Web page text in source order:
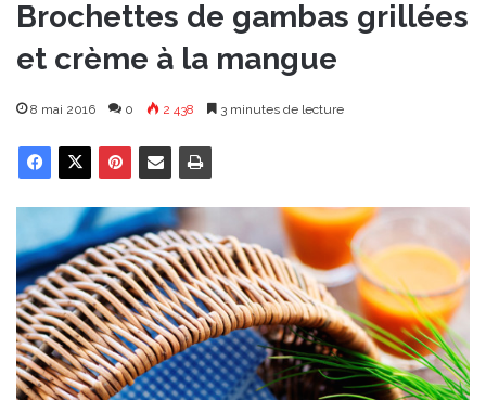
Brochettes de gambas grillées
et crème à la mangue
8 mai 2016 0 2 438 3 minutes de lecture